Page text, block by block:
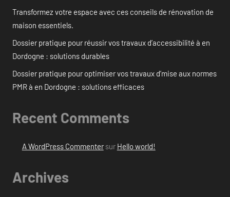
Transformez votre espace avec ces conseils de rénovation de
maison essentiels.
Dossier pratique pour réussir vos travaux d’accessibilité à en
Dordogne : solutions durables
Dossier pratique pour optimiser vos travaux d’mise aux normes
PMR à en Dordogne : solutions efficaces
Recent Comments
A WordPress Commentersur Hello world!
Archives